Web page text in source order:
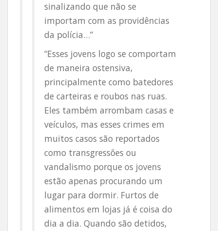
sinalizando que não se
importam com as providências
da polícia…”
“Esses jovens logo se comportam
de maneira ostensiva,
principalmente como batedores
de carteiras e roubos nas ruas.
Eles também arrombam casas e
veículos, mas esses crimes em
muitos casos são reportados
como transgressões ou
vandalismo porque os jovens
estão apenas procurando um
lugar para dormir. Furtos de
alimentos em lojas já é coisa do
dia a dia. Quando são detidos,